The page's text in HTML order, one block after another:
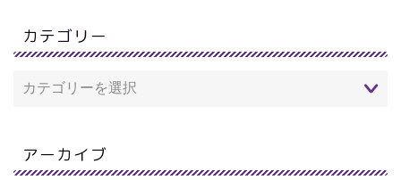
カテゴリー
アーカイブ